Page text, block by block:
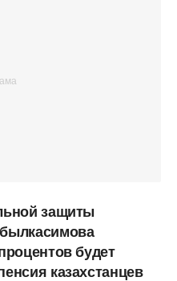
защиты
будет
казахстанцев